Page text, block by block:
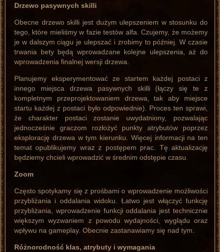
Drzewo pasywnych skilli
Obecne drzewo skilli jest dużym ulepszeniem w stosunku do
tego, które mieliśmy w fazie testów alfa. Czujemy, że możemy
je w dalszym ciągu je ulepszać i zrobimy to później. W czasie
trwania bety będą wprowadzane kolejne ulepszenia, aż do
wprowadzenia finalnej wersji drzewa.
Planujemy eksperymentować ze startem każdej postaci z
innego miejsca drzewa pasywnych skilli (łączy się te z
kompletnym przeprojektowaniem drzewa, tak aby miejsce
startu każdej z postaci było odpowiednie). Proces ten sprawi,
że charakter postaci zostanie uwydatniony, pozwalając
jednocześnie graczom rozłożyć punkty atrybutów poprzez
eksplorację drzewa w tym kierunku. Więcej informacji na ten
temat opublikujemy wraz z postępem prac. Tę aktualizację
będziemy chcieli wprowadzić w średnim odstępie czasu.
Zoom
Często spotykamy się z prośbami o wprowadzenie możliwości
przybliżania i oddalania widoku. Łatwo jest włączyć funkcję
przybliżania, wprowadzenie funkcji oddalania jest technicznie
większym wyzwaniem z powodu wydajności, wyglądu oraz
wpływu na gameplay. Obecnie zastanawiamy się nad tym.
Różnorodność klas, atrybuty i wymagania